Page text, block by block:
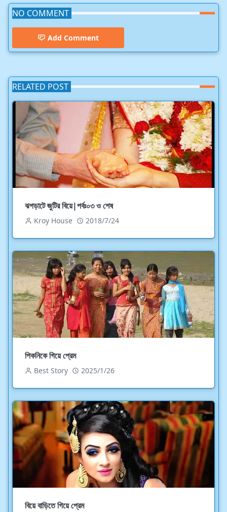
NO COMMENT
Add Comment
RELATED POST
ঝগড়াটে জুটির বিয়ে|পর্বঃ০৩ ও শেষ
Kroy House 2018/7/24
পিকনিকে গিয়ে প্রেম
Best Story 2025/1/26
বিয়ে বাড়িতে গিয়ে প্রেম